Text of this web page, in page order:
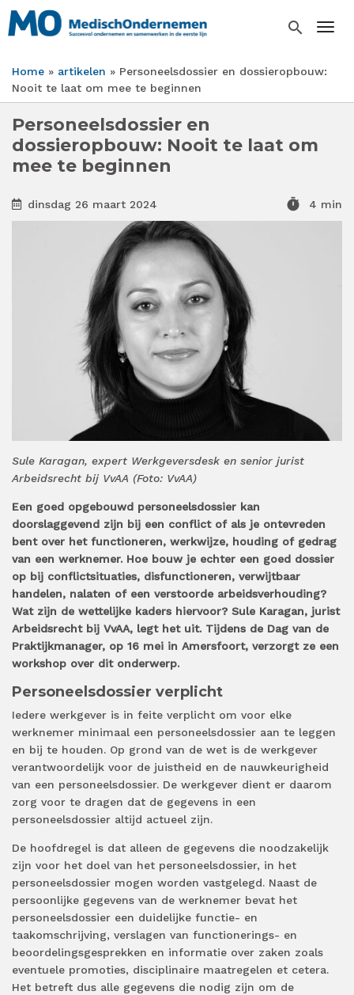
Overslaan
en
inhoud
gaan
search
Kruimelpad
Home artikelen
Personeelsdossier en dossieropbouw:
Nooit te laat om mee te beginnen
Personeelsdossier en
dossieropbouw: Nooit te laat om
mee te beginnen
dinsdag 26 maart 2024 timer 4 min
Sule Karagan, expert Werkgeversdesk en senior jurist
Arbeidsrecht bij VvAA (Foto: VvAA)
Een goed opgebouwd personeelsdossier kan
doorslaggevend zijn bij een conflict of als je ontevreden
bent over het functioneren, werkwijze, houding of gedrag
van een werknemer. Hoe bouw je echter een goed dossier
op bij conflictsituaties, disfunctioneren, verwijtbaar
handelen, nalaten of een verstoorde arbeidsverhouding?
Wat zijn de wettelijke kaders hiervoor? Sule Karagan, jurist
Arbeidsrecht bij VvAA, legt het uit. Tijdens de Dag van de
Praktijkmanager, op 16 mei in Amersfoort, verzorgt ze een
workshop over dit onderwerp.
Personeelsdossier verplicht
Iedere werkgever is in feite verplicht om voor elke
werknemer minimaal een personeelsdossier aan te leggen
en bij te houden. Op grond van de wet is de werkgever
verantwoordelijk voor de juistheid en de nauwkeurigheid
van een personeelsdossier. De werkgever dient er daarom
zorg voor te dragen dat de gegevens in een
personeelsdossier altijd actueel zijn.
De hoofdregel is dat alleen de gegevens die noodzakelijk
zijn voor het doel van het personeelsdossier, in het
personeelsdossier mogen worden vastgelegd. Naast de
persoonlijke gegevens van de werknemer bevat het
personeelsdossier een duidelijke functie- en
taakomschrijving, verslagen van functionerings- en
beoordelingsgesprekken en informatie over zaken zoals
eventuele promoties, disciplinaire maatregelen et cetera.
Het betreft dus alle gegevens die nodig zijn om de